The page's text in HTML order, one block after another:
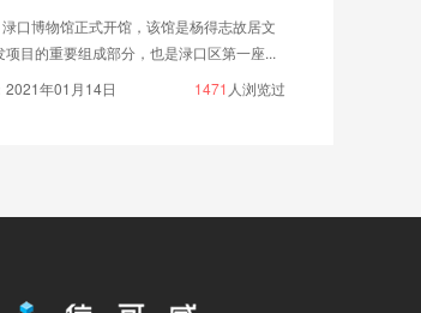
由中国科学技术部和意大利教育大学科研部
省科学技术厅、济南市人民政府、中意技...
2019年12月07日
1904 人浏览过